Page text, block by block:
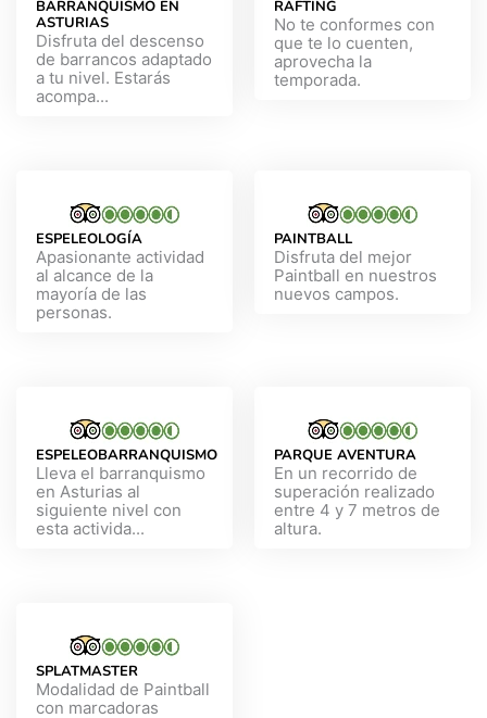
BARRANQUISMO EN
ASTURIAS
Disfruta del descenso
de barrancos adaptado
a tu nivel. Estarás
acompa...
RAFTING
No te conformes con
que te lo cuenten,
aprovecha la
temporada.
ESPELEOLOGÍA
Apasionante actividad
al alcance de la
mayoría de las
personas.
PAINTBALL
Disfruta del mejor
Paintball en nuestros
nuevos campos.
ESPELEOBARRANQUISMO
Lleva el barranquismo
en Asturias al
siguiente nivel con
esta activida...
PARQUE AVENTURA
En un recorrido de
superación realizado
entre 4 y 7 metros de
altura.
SPLATMASTER
Modalidad de Paintball
con marcadoras